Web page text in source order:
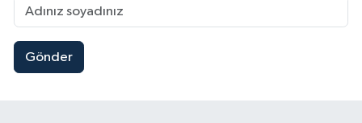
Gönder